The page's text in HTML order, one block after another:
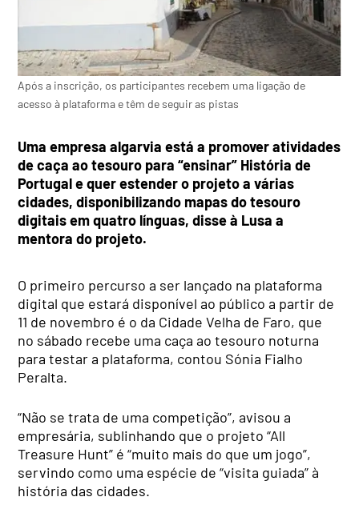
Após a inscrição, os participantes recebem uma ligação de
acesso à plataforma e têm de seguir as pistas
Uma empresa algarvia está a promover atividades
de caça ao tesouro para “ensinar” História de
Portugal e quer estender o projeto a várias
cidades, disponibilizando mapas do tesouro
digitais em quatro línguas, disse à Lusa a
mentora do projeto.
O primeiro percurso a ser lançado na plataforma
digital que estará disponível ao público a partir de
11 de novembro é o da Cidade Velha de Faro, que
no sábado recebe uma caça ao tesouro noturna
para testar a plataforma, contou Sónia Fialho
Peralta.
“Não se trata de uma competição”, avisou a
empresária, sublinhando que o projeto “All
Treasure Hunt” é “muito mais do que um jogo”,
servindo como uma espécie de “visita guiada” à
história das cidades.